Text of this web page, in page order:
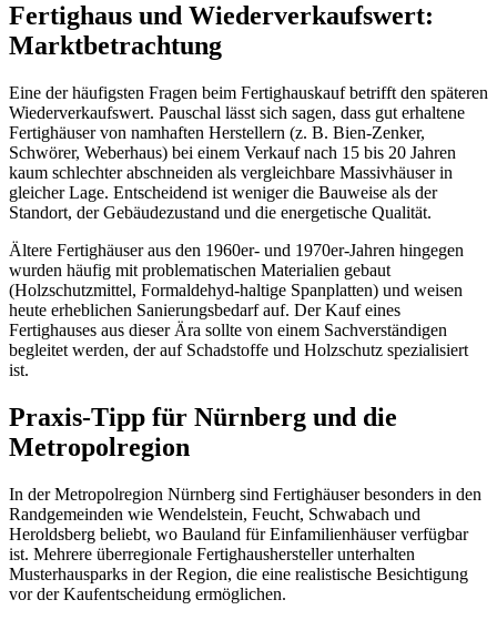
Fertighaus und Wiederverkaufswert:
Marktbetrachtung
Eine der häufigsten Fragen beim Fertighauskauf betrifft den späteren
Wiederverkaufswert. Pauschal lässt sich sagen, dass gut erhaltene
Fertighäuser von namhaften Herstellern (z. B. Bien-Zenker,
Schwörer, Weberhaus) bei einem Verkauf nach 15 bis 20 Jahren
kaum schlechter abschneiden als vergleichbare Massivhäuser in
gleicher Lage. Entscheidend ist weniger die Bauweise als der
Standort, der Gebäudezustand und die energetische Qualität.
Ältere Fertighäuser aus den 1960er- und 1970er-Jahren hingegen
wurden häufig mit problematischen Materialien gebaut
(Holzschutzmittel, Formaldehyd-haltige Spanplatten) und weisen
heute erheblichen Sanierungsbedarf auf. Der Kauf eines
Fertighauses aus dieser Ära sollte von einem Sachverständigen
begleitet werden, der auf Schadstoffe und Holzschutz spezialisiert
ist.
Praxis-Tipp für Nürnberg und die
Metropolregion
In der Metropolregion Nürnberg sind Fertighäuser besonders in den
Randgemeinden wie Wendelstein, Feucht, Schwabach und
Heroldsberg beliebt, wo Bauland für Einfamilienhäuser verfügbar
ist. Mehrere überregionale Fertighaushersteller unterhalten
Musterhausparks in der Region, die eine realistische Besichtigung
vor der Kaufentscheidung ermöglichen.